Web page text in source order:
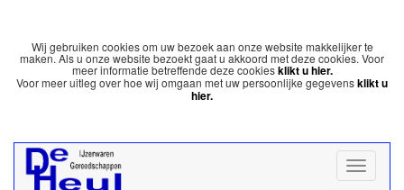
Wij gebruiken cookies om uw bezoek aan onze website makkelijker te
maken. Als u onze website bezoekt gaat u akkoord met deze cookies. Voor
meer informatie betreffende deze cookiesklikt u hier.
Voor meer uitleg over hoe wij omgaan met uw persoonlijke gegevensklikt u
hier.